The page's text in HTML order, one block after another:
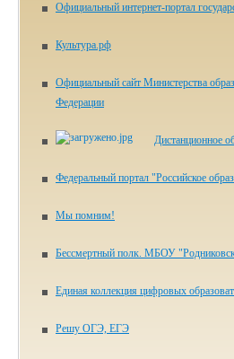
Официальный интернет-портал
Культура.рф
Официальный сайт Министерства
Федерации
Дистанционное
Федеральный портал "Российское
Мы помним!
Бессмертный полк. МБОУ
Единая коллекция цифровых
Решу ОГЭ, ЕГЭ